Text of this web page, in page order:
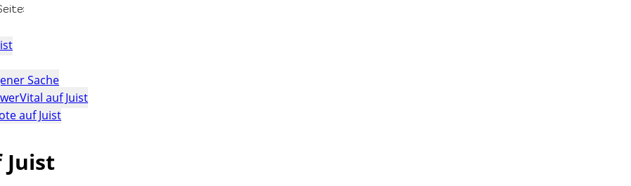
Sache
auf Juist
auf Juist
Juist